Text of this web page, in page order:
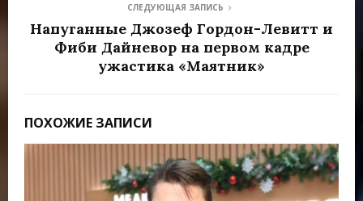
СЛЕДУЮЩАЯ ЗАПИСЬ
Напуганные Джозеф Гордон-Левитт и
Фиби Дайневор на первом кадре
ужастика «Маятник»
ПОХОЖИЕ ЗАПИСИ